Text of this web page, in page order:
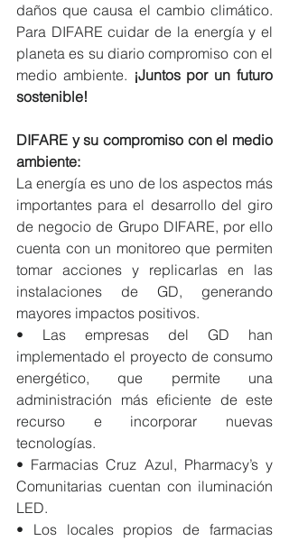
daños que causa el cambio climático.
Para DIFARE cuidar de la energía y el
planeta es su diario compromiso con el
medio ambiente. ¡Juntos por un futuro
sostenible!
DIFARE y su compromiso con el medio
ambiente:
La energía es uno de los aspectos más
importantes para el desarrollo del giro
de negocio de Grupo DIFARE, por ello
cuenta con un monitoreo que permiten
tomar acciones y replicarlas en las
instalaciones de GD, generando
mayores impactos positivos.
• Las empresas del GD han
implementado el proyecto de consumo
energético, que permite una
administración más eficiente de este
recurso e incorporar nuevas
tecnologías.
• Farmacias Cruz Azul, Pharmacy’s y
Comunitarias cuentan con iluminación
LED.
• Los locales propios de farmacias